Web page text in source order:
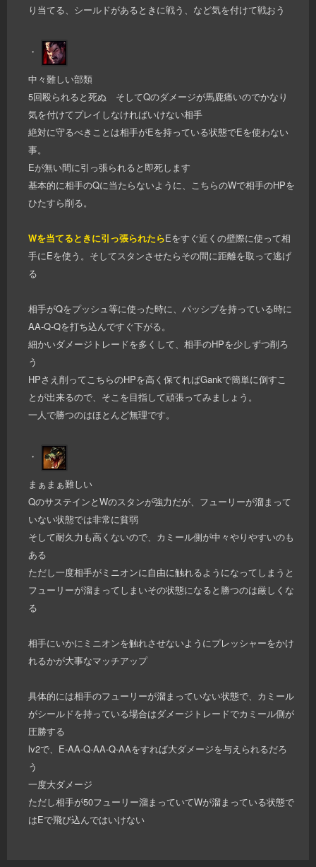
り当てる、シールドがあるときに戦う、など気を付けて戦おう
・
中々難しい部類
5回殴られると死ぬ そしてQのダメージが馬鹿痛いのでかなり
気を付けてプレイしなければいけない相手
絶対に守るべきことは相手がEを持っている状態でEを使わない
事。
Eが無い間に引っ張られると即死します
基本的に相手のQに当たらないように、こちらのWで相手のHPを
ひたすら削る。
Wを当てるときに引っ張られたらEをすぐ近くの壁際に使って相
手にEを使う。そしてスタンさせたらその間に距離を取って逃げ
る
相手がQをプッシュ等に使った時に、パッシブを持っている時に
AA-Q-Qを打ち込んですぐ下がる。
細かいダメージトレードを多くして、相手のHPを少しずつ削ろ
う
HPさえ削ってこちらのHPを高く保てればGankで簡単に倒すこ
とが出来るので、そこを目指して頑張ってみましょう。
一人で勝つのはほとんど無理です。
・
まぁまぁ難しい
QのサステインとWのスタンが強力だが、フューリーが溜まって
いない状態では非常に貧弱
そして耐久力も高くないので、カミール側が中々やりやすいのも
ある
ただし一度相手がミニオンに自由に触れるようになってしまうと
フューリーが溜まってしまいその状態になると勝つのは厳しくな
る
相手にいかにミニオンを触れさせないようにプレッシャーをかけ
れるかが大事なマッチアップ
具体的には相手のフューリーが溜まっていない状態で、カミール
がシールドを持っている場合はダメージトレードでカミール側が
圧勝する
lv2で、E-AA-Q-AA-Q-AAをすれば大ダメージを与えられるだろ
う
一度大ダメージ
ただし相手が50フューリー溜まっていてWが溜まっている状態で
はEで飛び込んではいけない